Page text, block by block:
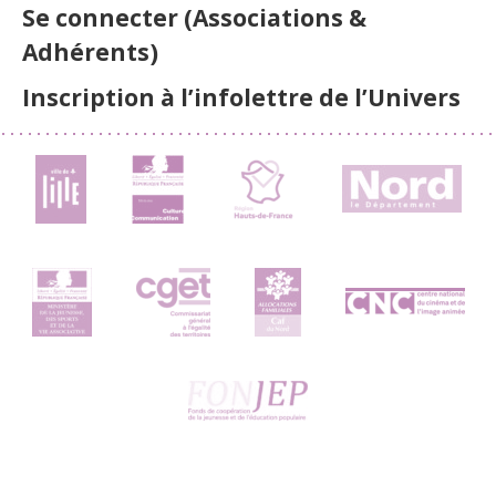
Se connecter (Associations &
Adhérents)
Inscription à l’infolettre de l’Univers